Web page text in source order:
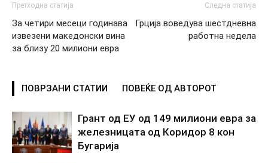
Претходна статија
За четири месеци годинава
извезени македонски вина
за близу 20 милиони евра
Следна статија
Грција воведува шестдневна
работна недела
ПОВРЗАНИ СТАТИИ ПОВЕЌЕ ОД АВТОРОТ
Грант од ЕУ од 149 милиони евра за
железницата од Коридор 8 кон
Бугарија